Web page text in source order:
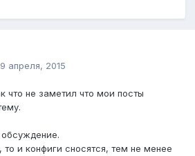
9 апреля, 2015
что не заметил что мои посты
и конфиги сносятся, тем не менее